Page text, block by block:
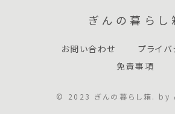
ぎんの暮らし
お問い合わせ
プライバ
免責事項
© 2023 ぎんの暮らし箱. by